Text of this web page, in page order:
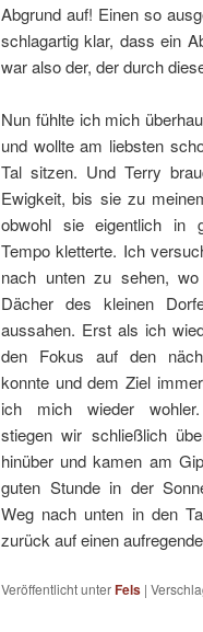
Abgrund auf! Einen so
schlagartig klar, dass ein
war also der, der durch
Nun fühlte ich mich
und wollte am liebsten
Tal sitzen. Und Terry
Ewigkeit, bis sie zu
obwohl sie eigentlich in
Tempo kletterte. Ich
nach unten zu sehen,
Dächer des kleinen
aussahen. Erst als ich
den Fokus auf den
konnte und dem Ziel
ich mich wieder
stiegen wir schließlich
hinüber und kamen am
guten Stunde in der
Weg nach unten in den
zurück auf einen
Veröffentlicht unterFels |